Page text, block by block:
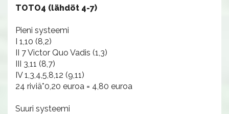
TOTO4 (lähdöt 4-7)
Pieni systeemi
I 1,10 (8,2)
II 7 Victor Quo Vadis (1,3)
III 3,11 (8,7)
IV 1,3,4,5,8,12 (9,11)
24 riviä*0,20 euroa = 4,80 euroa
Suuri systeemi